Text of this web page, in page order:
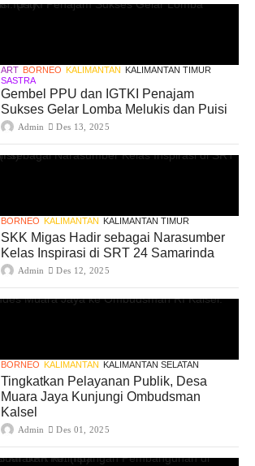
ART BORNEO KALIMANTAN KALIMANTAN TIMUR
SASTRA
Gembel PPU dan IGTKI Penajam
Sukses Gelar Lomba Melukis dan Puisi
Admin Des 13, 2025
BORNEO KALIMANTAN KALIMANTAN TIMUR
SKK Migas Hadir sebagai Narasumber
Kelas Inspirasi di SRT 24 Samarinda
Admin Des 12, 2025
BORNEO KALIMANTAN KALIMANTAN SELATAN
Tingkatkan Pelayanan Publik, Desa
Muara Jaya Kunjungi Ombudsman
Kalsel
Admin Des 01, 2025